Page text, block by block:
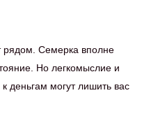
рядом. Семерка вполне
Но легкомыслие и
деньгам могут лишить вас